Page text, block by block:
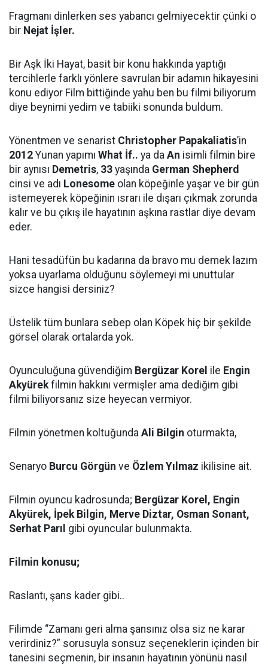
Fragmanı dinlerken ses yabancı gelmiyecektir çünki o
bir Nejat İşler.
Bir Aşk İki Hayat, basit bir konu hakkında yaptığı
tercihlerle farklı yönlere savrulan bir adamın hikayesini
konu ediyor Film bittiğinde yahu ben bu filmi biliyorum
diye beynimi yedim ve tabiiki sonunda buldum.
Yönentmen ve senarist Christopher Papakaliatis’in
2012 Yunan yapımı What İf.. ya da An isimli filmin bire
bir aynısı Demetris, 33 yaşında German Shepherd
cinsi ve adı Lonesome olan köpeğinle yaşar ve bir gün
istemeyerek köpeğinin ısrarı ile dışarı çıkmak zorunda
kalır ve bu çıkış ile hayatının aşkına rastlar diye devam
eder.
Hani tesadüfün bu kadarına da bravo mu demek lazım
yoksa uyarlama olduğunu söylemeyi mi unuttular
sizce hangisi dersiniz?
Üstelik tüm bunlara sebep olan Köpek hiç bir şekilde
görsel olarak ortalarda yok.
Oyunculuğuna güvendiğim Bergüzar Korel ile Engin
Akyürekfilmin hakkını vermişler ama dediğim gibi
filmi biliyorsanız size heyecan vermiyor.
Filmin yönetmen koltuğunda Ali Bilgin oturmakta,
Senaryo Burcu Görgün ve Özlem Yılmaz ikilisine ait.
Filmin oyuncu kadrosunda; Bergüzar Korel, Engin
Akyürek, İpek Bilgin, Merve Diztar, Osman Sonant,
Serhat Parıl gibi oyuncular bulunmakta.
Filmin konusu;
Raslantı, şans kader gibi..
Filimde “Zamanı geri alma şansınız olsa siz ne karar
verirdiniz?” sorusuyla sonsuz seçeneklerin içinden bir
tanesini seçmenin, bir insanın hayatının yönünü nasıl